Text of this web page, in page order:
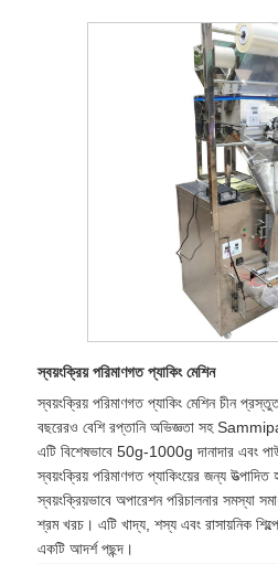
স্বয়ংক্রিয় পরিমাণগত প্যাকিং মেশিন
স্বয়ংক্রিয় পরিমাণগত প্যাকিং মেশিন চীন
বছরেরও বেশি রপ্তানি অভিজ্ঞতা সহ
এটি বিশেষভাবে 50g-1000g দানাদার এবং
স্বয়ংক্রিয় পরিমাণগত প্যাকিংয়ের জন্য
স্বয়ংক্রিয়ভাবে অপারেশন পরিচালনার সমস্যা
শ্রম খরচ। এটি খাদ্য, শস্য এবং রাসায়নিক
একটি আদর্শ পছন্দ।